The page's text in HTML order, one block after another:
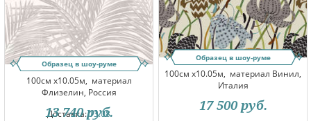
Образец в шоу-руме
100см x10.05м, материал
Флизелин, Россия
Доставка:13.08
13 740 руб.
Образец в шоу-руме
100см x10.05м, материал Винил,
Италия
17 500 руб.